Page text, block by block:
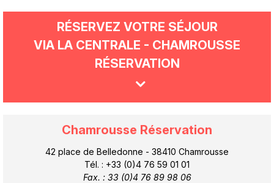
RÉSERVEZ VOTRE SÉJOUR
VIA LA CENTRALE - CHAMROUSSE
RÉSERVATION
Chamrousse Réservation
42 place de Belledonne - 38410 Chamrousse
Tél. : +33 (0)4 76 59 01 01
Fax. : 33 (0)4 76 89 98 06